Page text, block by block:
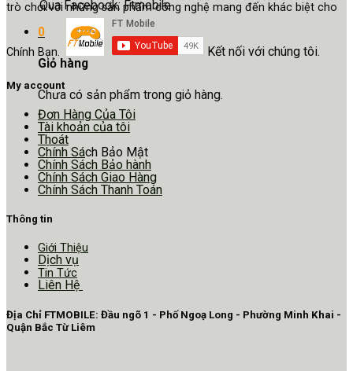
Qua Facebook: Ftmobile
0
Giỏ hàng
Chưa có sản phẩm trong giỏ hàng.
trò chơi với những sản phẩm công nghệ mang đến khác biệt cho
Chính Bạn. Kết nối với chúng tôi.
My account
Đơn Hàng Của Tôi
Tài khoản của tôi
Thoát
Chính Sách Bảo Mật
Chính Sách Bảo hành
Chính Sách Giao Hàng
Chính Sách Thanh Toán
Thông tin
Giới Thiệu
Dịch vụ
Tin Tức
Liên Hệ
Địa Chỉ FTMOBILE: Đầu ngõ 1 - Phố Ngoạ Long - Phường Minh Khai -
Quận Bắc Từ Liêm